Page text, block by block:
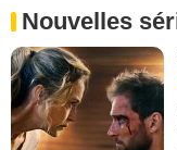
Nouvelles